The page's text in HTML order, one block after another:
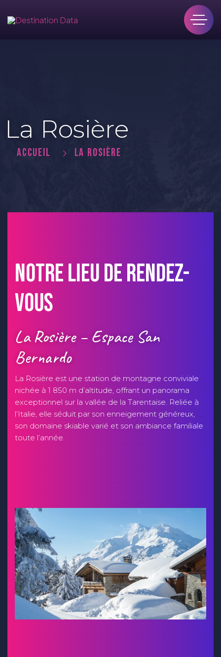
La Rosière
ACCUEIL LA ROSIÈRE
Notre lieu de rendez-
vous
La Rosière – Espace San
Bernardo
La Rosière est une station de montagne conviviale
nichée à 1 850 m d’altitude, offrant un panorama
exceptionnel sur la vallée de la Tarentaise. Reliée à
l’Italie, elle séduit par son enneigement généreux,
son domaine skiable varié et son ambiance familiale
toute l’année.